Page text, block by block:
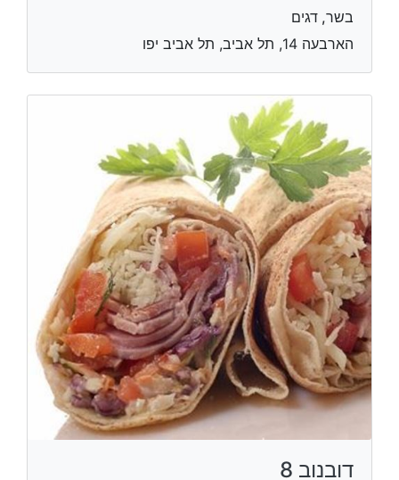
בשר, דגים
הארבעה 14, תל אביב, תל אביב יפו
דובנוב 8